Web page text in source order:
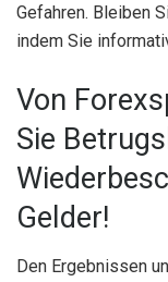
Gefahren. Bleiben
indem Sie
Von
Sie
Gelder!
Den Ergebnissen